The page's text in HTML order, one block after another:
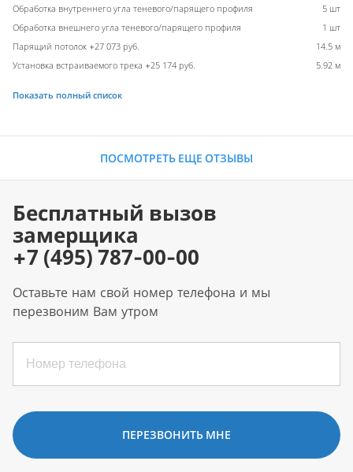
Обработка внутреннего угла теневого/парящего профиля
5 шт
Обработка внешнего угла теневого/парящего профиля
1 шт
Парящий потолок +27 073 руб.
14.5 м
Установка встраиваемого трека +25 174 руб.
5.92 м
Показать полный список
ПОСМОТРЕТЬ ЕЩЕ ОТЗЫВЫ
Бесплатный вызов
замерщика
+7 (495) 787-00-00
Оставьте нам свой номер телефона и мы
перезвоним Вам утром
ПЕРЕЗВОНИТЬ МНЕ